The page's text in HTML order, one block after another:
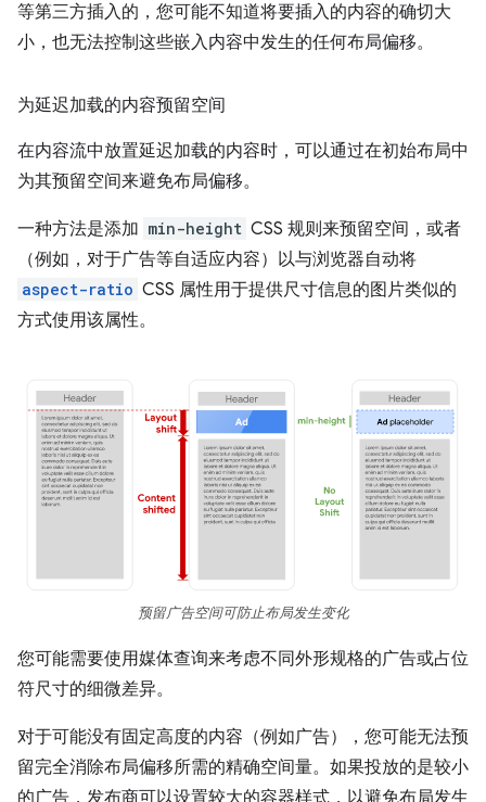
等第三方插入的，您可能不知道将要插入的内容的确切大
小，也无法控制这些嵌入内容中发生的任何布局偏移。
为延迟加载的内容预留空间
在内容流中放置延迟加载的内容时，可以通过在初始布局中
为其预留空间来避免布局偏移。
一种方法是添加 min-height CSS 规则来预留空间，或者
（例如，对于广告等自适应内容）以与浏览器自动将
aspect-ratio CSS 属性用于提供尺寸信息的图片类似的
方式使用该属性。
预留广告空间可防止布局发生变化
您可能需要使用媒体查询来考虑不同外形规格的广告或占位
符尺寸的细微差异。
对于可能没有固定高度的内容（例如广告），您可能无法预
留完全消除布局偏移所需的精确空间量。如果投放的是较小
的广告，发布商可以设置较大的容器样式，以避免布局发生